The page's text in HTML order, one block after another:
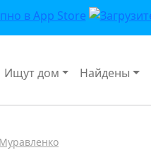
Ищут дом Найдены